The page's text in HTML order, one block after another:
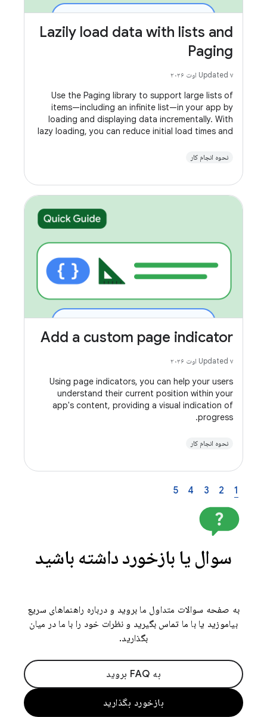
Lazily load data with lists and
Paging
Updated ۷ اوت ۲۰۲۶
Use the Paging library to support large lists of
items—including an infinite list—in your app by
loading and displaying data incrementally. With
lazy loading, you can reduce initial load times and
نحوه انجام کار
Add a custom page indicator
Updated ۷ اوت ۲۰۲۶
Using page indicators, you can help your users
understand their current position within your
app's content, providing a visual indication of
progress.
نحوه انجام کار
1
2
3
4
5
سوال یا بازخورد داشته باشید
به صفحه سوالات متداول ما بروید و درباره راهنماهای سریع
بیاموزید یا با ما تماس بگیرید و نظرات خود را با ما در میان
بگذارید.
به FAQ بروید
بازخورد بگذارید